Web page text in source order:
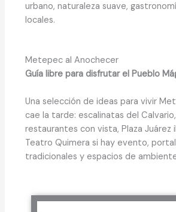
urbano, naturaleza suave,
locales.
Metepec al Anochecer
Guía libre para disfrutar el Pueblo
Una selección de ideas para vivir
cae la tarde: escalinatas del
restaurantes con vista, Plaza Juárez
Teatro Quimera si hay evento,
tradicionales y espacios de